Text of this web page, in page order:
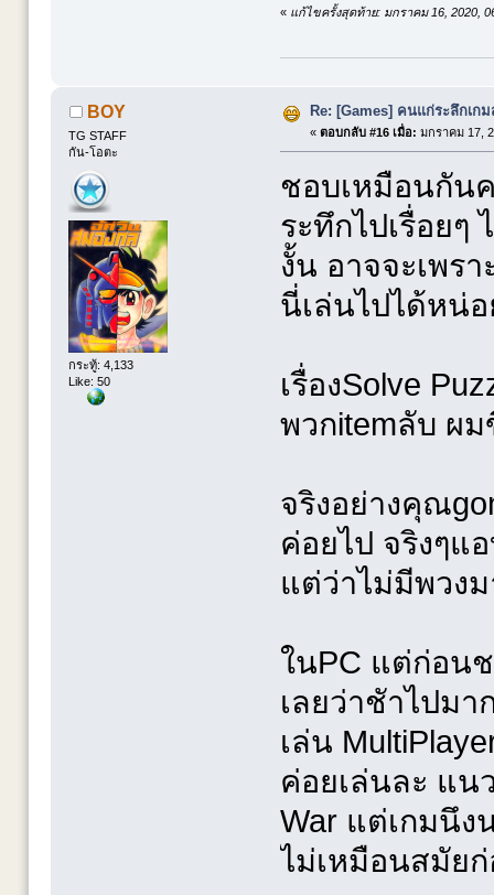
« แก้ไขครั้งสุดท้าย: มกราคม 16, 2020,
BOY
TG STAFF
กัน-โอตะ
กระทู้: 4,133
Like: 50
Re: [Games] คนแก่ระลึกเกม
« ตอบกลับ #16 เมื่อ: มกราคม 17,
ชอบเหมือนกัน
ระทึกไปเรื่อยๆ
งั้น อาจจะเพร
นี่เล่นไปได้หน่อ
เรื่องSolve
พวกitemลับ ผม
จริงอย่างคุณ
ค่อยไป จริงๆแ
แต่ว่าไม่มีพวง
ในPC แต่ก่อน
เลยว่าชัาไปม
เล่น
ค่อยเล่นละ แน
War แต่เกมนึง
ไม่เหมือนสมัยก่